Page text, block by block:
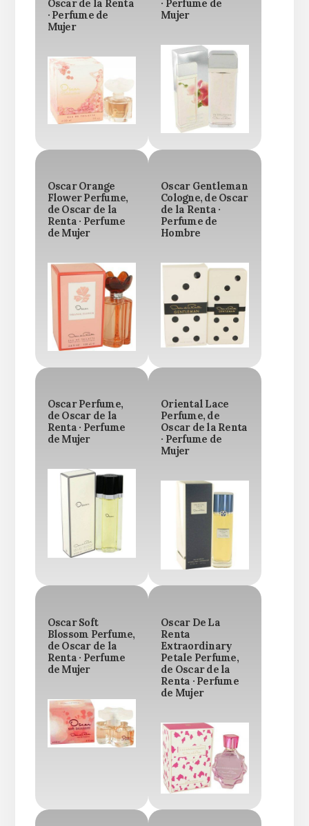
Oscar de la Renta
· Perfume de
Mujer
· Perfume de
Mujer
Oscar Orange
Flower Perfume,
de Oscar de la
Renta · Perfume
de Mujer
Oscar Gentleman
Cologne, de Oscar
de la Renta ·
Perfume de
Hombre
Oscar Perfume,
de Oscar de la
Renta · Perfume
de Mujer
Oriental Lace
Perfume, de
Oscar de la Renta
· Perfume de
Mujer
Oscar Soft
Blossom Perfume,
de Oscar de la
Renta · Perfume
de Mujer
Oscar De La
Renta
Extraordinary
Petale Perfume,
de Oscar de la
Renta · Perfume
de Mujer